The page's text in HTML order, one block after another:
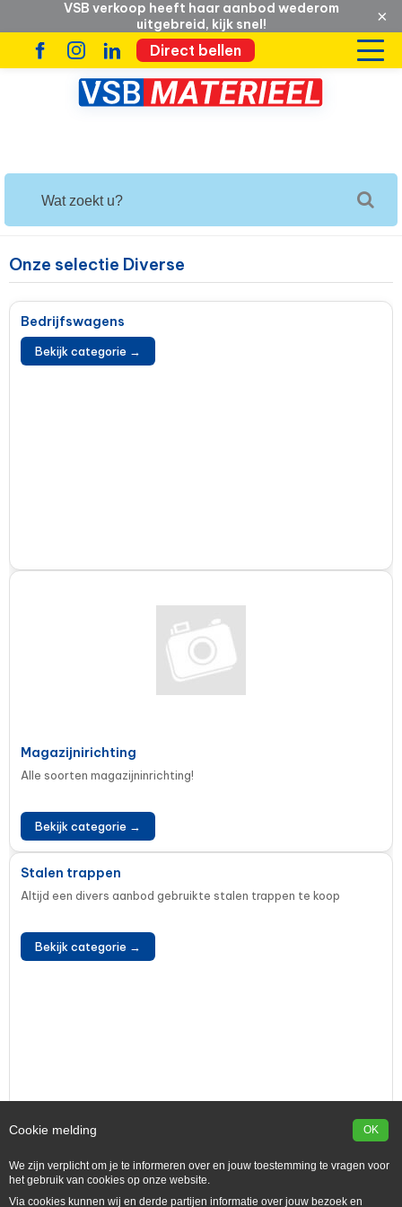
VSB verkoop heeft haar aanbod wederom
uitgebreid, kijk snel!
×
Direct bellen
Onze selectie Diverse
Bedrijfswagens
Bekijk categorie →
Magazijnirichting
Alle soorten magazijninrichting!
Bekijk categorie →
Stalen trappen
Altijd een divers aanbod gebruikte stalen trappen te koop
Bekijk categorie →
OK
Cookie melding
We zijn verplicht om je te informeren over en jouw toestemming te vragen voor
het gebruik van cookies op onze website.
Via cookies kunnen wij en derde partijen informatie over jouw bezoek en